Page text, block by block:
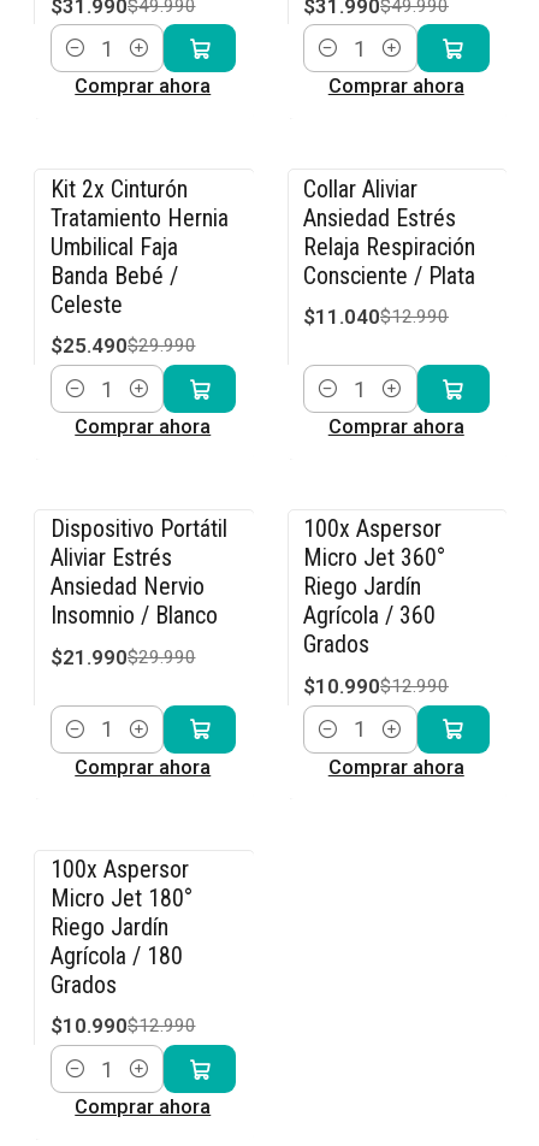
$31.990$49.990
Cantidad
Comprar ahora
$31.990$49.990
Cantidad
Comprar ahora
-15% OFF
Kit 2x Cinturón
Tratamiento Hernia
Umbilical Faja
Banda Bebé /
Celeste
$25.490$29.990
Cantidad
Comprar ahora
-15% OFF
Collar Aliviar
Ansiedad Estrés
Relaja Respiración
Consciente / Plata
$11.040$12.990
Cantidad
Comprar ahora
-27% OFF
Dispositivo Portátil
Aliviar Estrés
Ansiedad Nervio
Insomnio / Blanco
$21.990$29.990
Cantidad
Comprar ahora
-15% OFF
100x Aspersor
Micro Jet 360°
Riego Jardín
Agrícola / 360
Grados
$10.990$12.990
Cantidad
Comprar ahora
-15% OFF
100x Aspersor
Micro Jet 180°
Riego Jardín
Agrícola / 180
Grados
$10.990$12.990
Cantidad
Comprar ahora